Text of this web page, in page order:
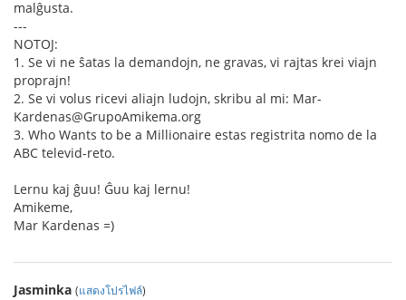
malĝusta.
---
NOTOJ:
1. Se vi ne ŝatas la demandojn, ne gravas, vi rajtas krei viajn
proprajn!
2. Se vi volus ricevi aliajn ludojn, skribu al mi: Mar-
Kardenas@GrupoAmikema.org
3. Who Wants to be a Millionaire estas registrita nomo de la
ABC televid-reto.
Lernu kaj ĝuu! Ĝuu kaj lernu!
Amikeme,
Mar Kardenas =)
Jasminka (แสดงโปรไฟล์)